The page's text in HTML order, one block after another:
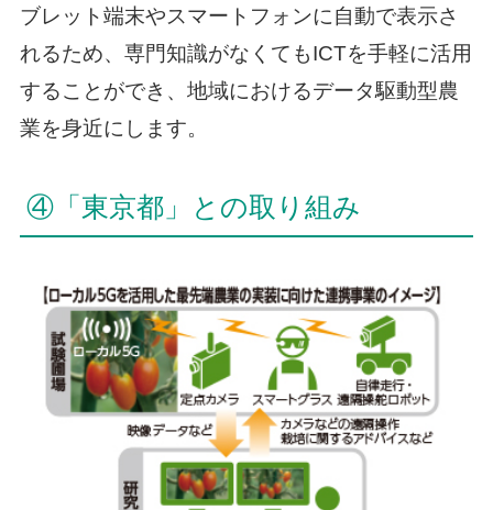
ブレット端末やスマートフォンに自動で表示さ
れるため、専門知識がなくてもICTを手軽に活用
することができ、地域におけるデータ駆動型農
業を身近にします。
④「東京都」との取り組み